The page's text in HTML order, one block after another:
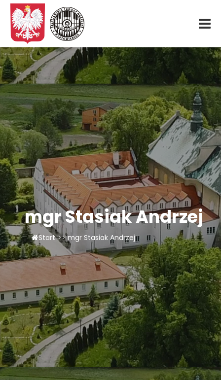
Start
O nas
Aktualności
Rekrutacja
Fundacja
Konkurs organowy
LAOM
Klasztor
1,5%
Kontakt
mgr Stasiak Andrzej
Start >> mgr Stasiak Andrzej